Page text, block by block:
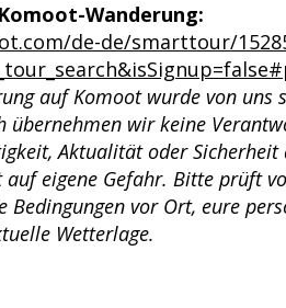
Wanderung:
de-de/smarttour/
auf Komoot wurde von uns
übernehmen wir keine
Aktualität oder Sicherheit
auf eigene Gefahr. Bitte prüft
Bedingungen vor Ort, eure
Wetterlage.